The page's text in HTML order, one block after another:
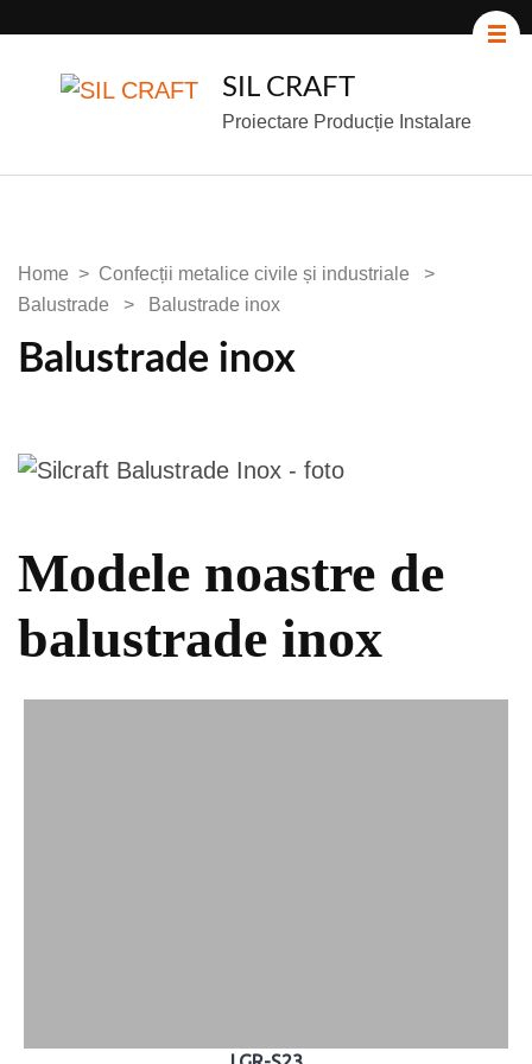
SIL CRAFT
Proiectare Producție Instalare
Home > Confecții metalice civile și industriale
>
Balustrade
> Balustrade inox
Balustrade inox
Modele noastre de
balustrade inox